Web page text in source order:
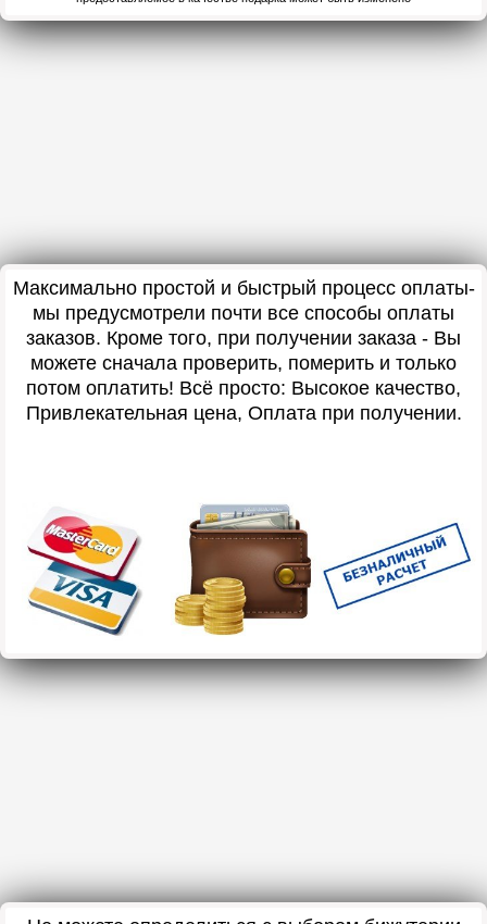
Максимально простой и быстрый процесс оплаты-
мы предусмотрели почти все способы оплаты
заказов. Кроме того, при получении заказа - Вы
можете сначала проверить, померить и только
потом оплатить! Всё просто: Высокое качество,
Привлекательная цена, Оплата при получении.